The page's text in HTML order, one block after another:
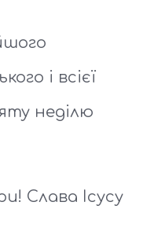
і всієї
неділю
Слава Ісусу